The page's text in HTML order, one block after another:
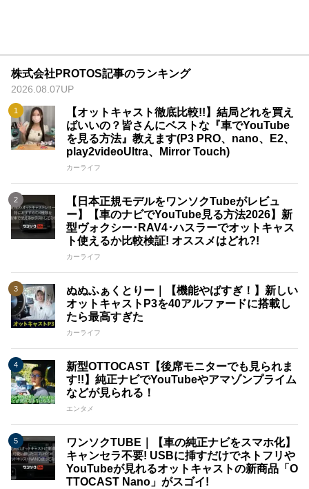
株式会社PROTOS記事のランキング
2026.08.07UP
【オットキャスト徹底比較!!】結局どれを買え
ばいいの？皆さんにベストな『車でYouTube
を見る方法』教えます(P3 PRO、nano、E2、
play2videoUltra、Mirror Touch)
カーライフ
【日本正規モデルをワンソクTubeがレビュ
ー】【車のナビでYouTube見る方法2026】新
型ヴォクシー･RAV4･ハスラーでオットキャス
ト使えるか比較検証! オススメはどれ?!
カーライフ
ぬぬふぁくとりー｜【機能やばすぎ！】新しい
オットキャストP3を40アルファードに搭載し
たら最高すぎた
カーライフ
新型OTTOCAST【後席モニターでも見られま
す!!】純正ナビでYouTubeやアマゾンプライム
などが見られる！
エンタメ
ワンソクTUBE｜【車の純正ナビをスマホ化】
キャンセラ不要! USBに挿すだけでネトフリや
YouTubeが見れるオットキャストの新商品「O
TTOCAST Nano」がスゴイ!